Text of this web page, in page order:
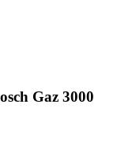
Gaz 3000